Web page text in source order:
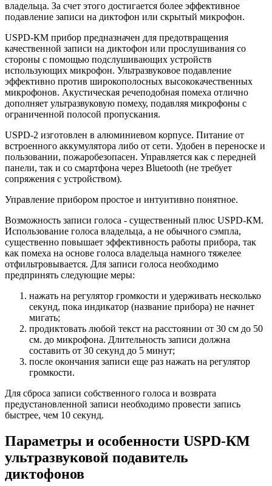
владельца. За счет этого достигается более эффективное
подавление записи на диктофон или скрытый микрофон.
USPD-КМ прибор предназначен для предотвращения
качественной записи на диктофон или прослушивания со
стороны с помощью подслушивающих устройств
использующих микрофон. Ультразвуковое подавление
эффективно против широкополосных высококачественных
микрофонов. Акустическая речеподобная помеха отлично
дополняет ультразвуковую помеху, подавляя микрофоны с
ограниченной полосой пропускания.
USPD-2 изготовлен в алюминиевом корпусе. Питание от
встроенного аккумулятора либо от сети. Удобен в переноске и
пользовании, пожаробезопасен. Управляется как с передней
панели, так и со смартфона через Bluetooth (не требует
сопряжения с устройством).
Управление прибором простое и интуитивно понятное.
Возможность записи голоса - существенный плюс USPD-КМ.
Использование голоса владельца, а не обычного сэмпла,
существенно повышает эффективность работы прибора, так
как помеха на основе голоса владельца намного тяжелее
отфильтровывается. Для записи голоса необходимо
предпринять следующие меры:
нажать на регулятор громкости и удерживать несколько
секунд, пока индикатор (название прибора) не начнет
мигать;
продиктовать любой текст на расстоянии от 30 см до 50
см. до микрофона. Длительность записи должна
составить от 30 секунд до 5 минут;
после окончания записи еще раз нажать на регулятор
громкости.
Для сброса записи собственного голоса и возврата
предустановленной записи необходимо провести запись
быстрее, чем 10 секунд.
Параметры и особенности USPD-КМ
ультразвуковой подавитель
диктофонов